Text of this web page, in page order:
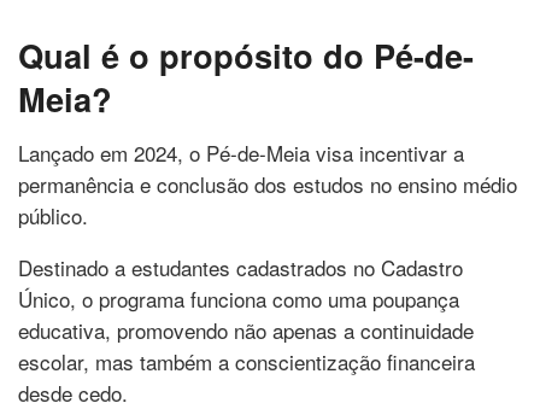
Qual é o propósito do Pé-de-
Meia?
Lançado em 2024, o Pé-de-Meia visa incentivar a
permanência e conclusão dos estudos no ensino médio
público.
Destinado a estudantes cadastrados no Cadastro
Único, o programa funciona como uma poupança
educativa, promovendo não apenas a continuidade
escolar, mas também a conscientização financeira
desde cedo.